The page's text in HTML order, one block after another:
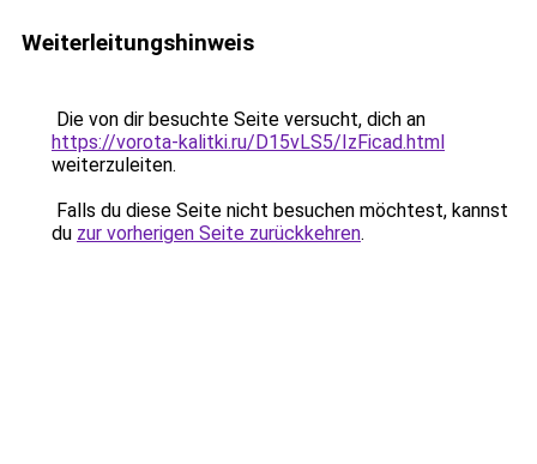
Weiterleitungshinweis
Die von dir besuchte Seite versucht, dich an
https://vorota-kalitki.ru/D15vLS5/IzFicad.html
weiterzuleiten.
Falls du diese Seite nicht besuchen möchtest, kannst
du zur vorherigen Seite zurückkehren.